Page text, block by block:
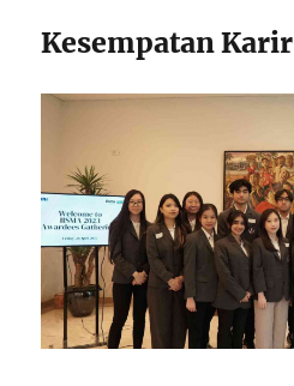
Kesempatan Karir